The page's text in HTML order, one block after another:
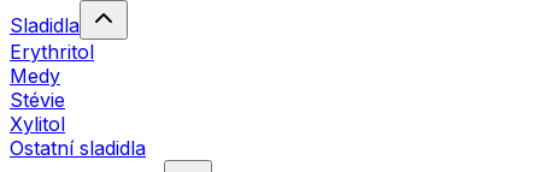
Sladidla
Erythritol
Medy
Stévie
Xylitol
Ostatní sladidla